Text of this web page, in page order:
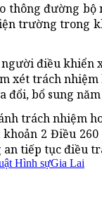
thông đường
trường trong
điều khiển
xét trách
đổi, bổ sung năm
trách nhiệm
2 Điều
an tiếp tục điều
Hình sựGia Lai